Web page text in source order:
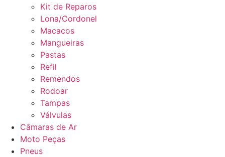
Kit de Reparos
Lona/Cordonel
Macacos
Mangueiras
Pastas
Refil
Remendos
Rodoar
Tampas
Válvulas
Câmaras de Ar
Moto Peças
Pneus